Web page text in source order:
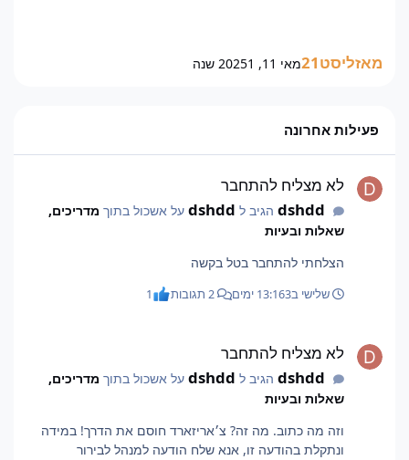
מאזליסט21 מאי 11, 2025 1 שנה
פעילות אחרונה
לא מצליח להתחבר
dshddהגיב ל dshddעל אשכול בתוך מדריכים,
שאלות ובעיות
הצלחתי להתחבר בטל בקשה
שלישי ב13:163 ימים 1
לא מצליח להתחבר
dshddהגיב ל dshddעל אשכול בתוך מדריכים,
שאלות ובעיות
וזה מה כתוב. מה זה? צ׳אריזארד חוסם את הדרך! במידה
ונתקלת בהודעה זו, אנא שלח הודעה למנהל לבירור